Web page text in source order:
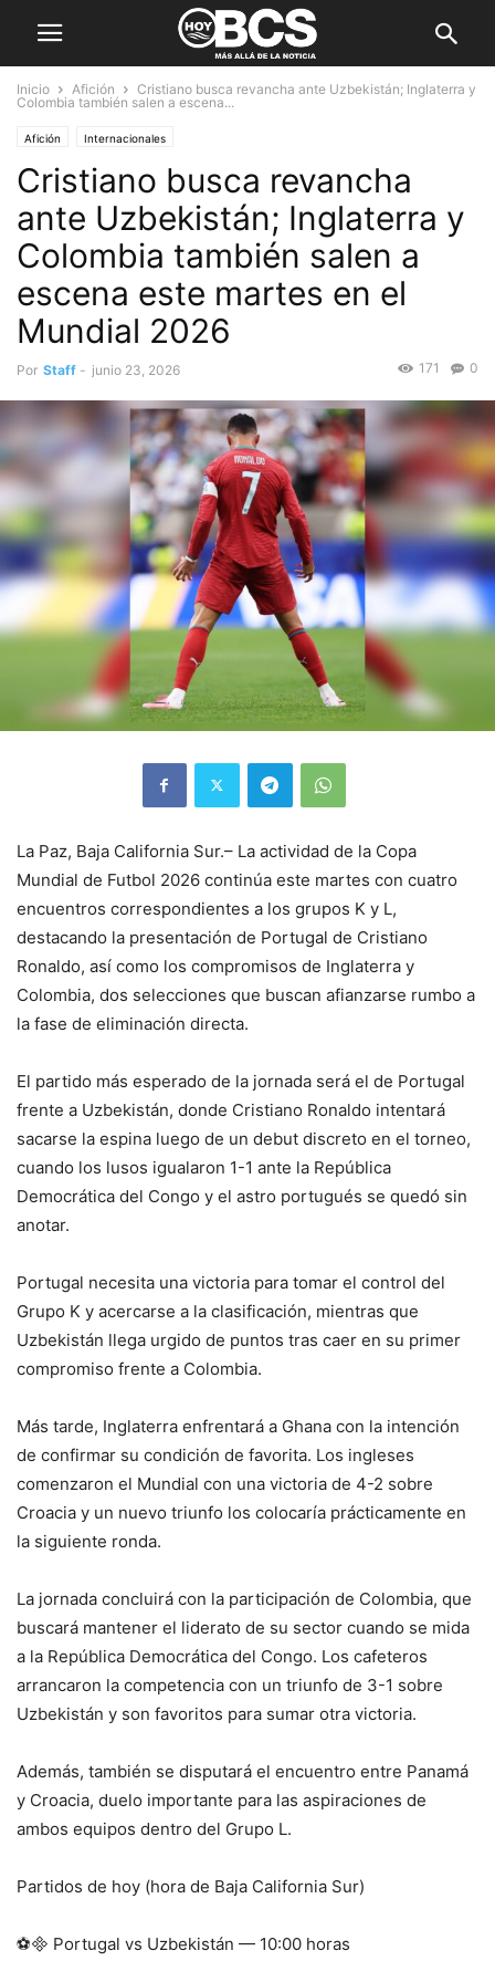
Inicio Afición
Cristiano busca revancha ante Uzbekistán; Inglaterra y
Colombia también salen a escena...
Afición Internacionales
Cristiano busca revancha
ante Uzbekistán; Inglaterra y
Colombia también salen a
escena este martes en el
Mundial 2026
Por Staff - junio 23, 2026 0
171
La Paz, Baja California Sur.– La actividad de la Copa
Mundial de Futbol 2026 continúa este martes con cuatro
encuentros correspondientes a los grupos K y L,
destacando la presentación de Portugal de Cristiano
Ronaldo, así como los compromisos de Inglaterra y
Colombia, dos selecciones que buscan afianzarse rumbo a
la fase de eliminación directa.
El partido más esperado de la jornada será el de Portugal
frente a Uzbekistán, donde Cristiano Ronaldo intentará
sacarse la espina luego de un debut discreto en el torneo,
cuando los lusos igualaron 1-1 ante la República
Democrática del Congo y el astro portugués se quedó sin
anotar.
Portugal necesita una victoria para tomar el control del
Grupo K y acercarse a la clasificación, mientras que
Uzbekistán llega urgido de puntos tras caer en su primer
compromiso frente a Colombia.
Más tarde, Inglaterra enfrentará a Ghana con la intención
de confirmar su condición de favorita. Los ingleses
comenzaron el Mundial con una victoria de 4-2 sobre
Croacia y un nuevo triunfo los colocaría prácticamente en
la siguiente ronda.
La jornada concluirá con la participación de Colombia, que
buscará mantener el liderato de su sector cuando se mida
a la República Democrática del Congo. Los cafeteros
arrancaron la competencia con un triunfo de 3-1 sobre
Uzbekistán y son favoritos para sumar otra victoria.
Además, también se disputará el encuentro entre Panamá
y Croacia, duelo importante para las aspiraciones de
ambos equipos dentro del Grupo L.
Partidos de hoy (hora de Baja California Sur)
⚽ Portugal vs Uzbekistán — 10:00 horas